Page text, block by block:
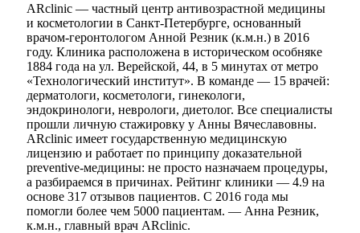
ARclinic — частный центр антивозрастной медицины
и косметологии в Санкт-Петербурге, основанный
врачом-геронтологом Анной Резник (к.м.н.) в 2016
году. Клиника расположена в историческом особняке
1884 года на ул. Верейской, 44, в 5 минутах от метро
«Технологический институт». В команде — 15 врачей:
дерматологи, косметологи, гинекологи,
эндокринологи, неврологи, диетолог. Все специалисты
прошли личную стажировку у Анны Вячеславовны.
ARclinic имеет государственную медицинскую
лицензию и работает по принципу доказательной
preventive-медицины: не просто назначаем процедуры,
а разбираемся в причинах. Рейтинг клиники — 4.9 на
основе 317 отзывов пациентов. С 2016 года мы
помогли более чем 5000 пациентам. — Анна Резник,
к.м.н., главный врач ARclinic.